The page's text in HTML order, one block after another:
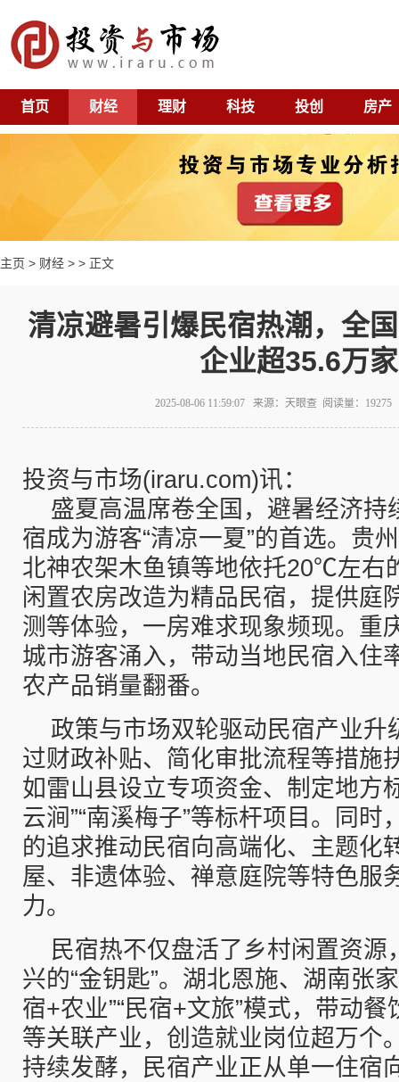
首页 财经 理财 科技 投创 房产
主页 > 财经 > > 正文
清凉避暑引爆民宿热潮，全
企业超35.6万家
2025-08-06 11:59:07 来源：天眼查 阅读量：
投资与市场(iraru.com)讯：
盛夏高温席卷全国，避暑经济持
宿成为游客“清凉一夏”的首选。贵
北神农架木鱼镇等地依托20℃左右
闲置农房改造为精品民宿，提供庭
测等体验，一房难求现象频现。重
城市游客涌入，带动当地民宿入住
农产品销量翻番。
政策与市场双轮驱动民宿产业升
过财政补贴、简化审批流程等措施
如雷山县设立专项资金、制定地方
云涧”“南溪梅子”等标杆项目。同时
的追求推动民宿向高端化、主题化
屋、非遗体验、禅意庭院等特色服
力。
民宿热不仅盘活了乡村闲置资源
兴的“金钥匙”。湖北恩施、湖南张
宿+农业”“民宿+文旅”模式，带动
等关联产业，创造就业岗位超万个
持续发酵，民宿产业正从单一住宿